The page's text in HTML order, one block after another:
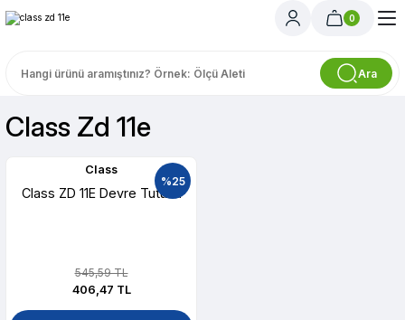
Ara
0
Class Zd 11e
%25
Class
Class ZD 11E Devre Tutucu
545,59 TL
406,47 TL